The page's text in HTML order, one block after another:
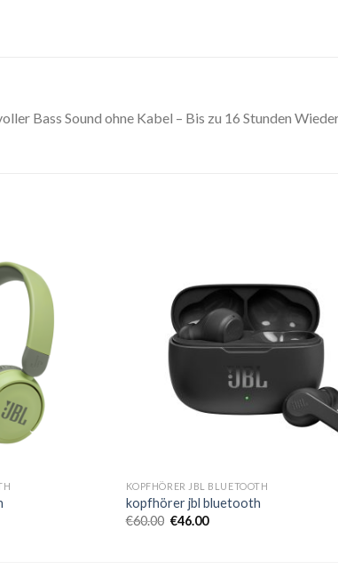
Bass Sound ohne Kabel – Bis zu 16 Stunden
KOPFHÖRER JBL BLUETOOTH
kopfhörer jbl bluetooth
€60.00 €46.00